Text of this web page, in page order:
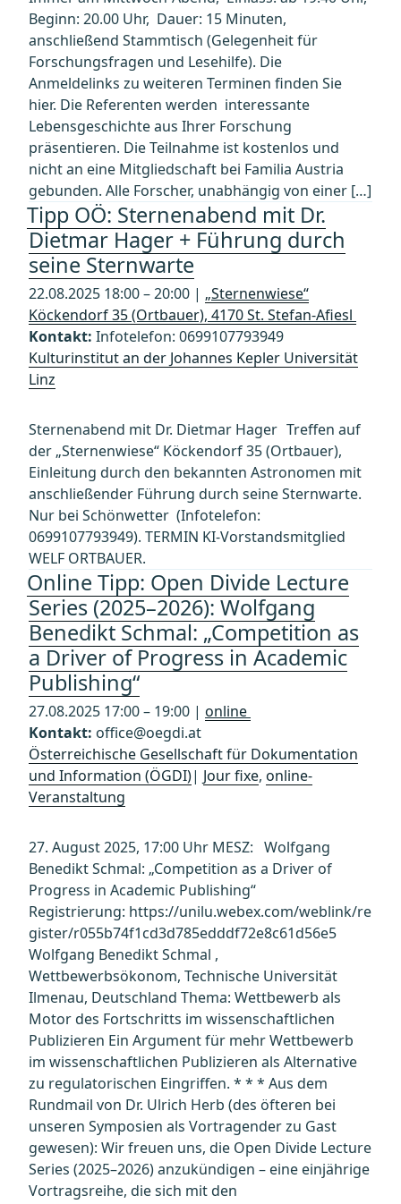
Beginn: 20.00 Uhr, Dauer: 15 Minuten,
anschließend Stammtisch (Gelegenheit für
Forschungsfragen und Lesehilfe). Die
Anmeldelinks zu weiteren Terminen finden Sie
hier. Die Referenten werden interessante
Lebensgeschichte aus Ihrer Forschung
präsentieren. Die Teilnahme ist kostenlos und
nicht an eine Mitgliedschaft bei Familia Austria
gebunden. Alle Forscher, unabhängig von einer […]
Tipp OÖ: Sternenabend mit Dr.
Dietmar Hager + Führung durch
seine Sternwarte
22.08.2025 18:00 – 20:00 | „Sternenwiese“
Köckendorf 35 (Ortbauer), 4170 St. Stefan-Afiesl
Kontakt: Infotelefon: 0699107793949
Kulturinstitut an der Johannes Kepler Universität
Linz
Sternenabend mit Dr. Dietmar Hager Treffen auf
der „Sternenwiese“ Köckendorf 35 (Ortbauer),
Einleitung durch den bekannten Astronomen mit
anschließender Führung durch seine Sternwarte.
Nur bei Schönwetter (Infotelefon:
0699107793949). TERMIN KI-Vorstandsmitglied
WELF ORTBAUER.
Online Tipp: Open Divide Lecture
Series (2025–2026): Wolfgang
Benedikt Schmal: „Competition as
a Driver of Progress in Academic
Publishing“
27.08.2025 17:00 – 19:00 | online
Kontakt: office@oegdi.at
Österreichische Gesellschaft für Dokumentation
und Information (ÖGDI)| Jour fixe, online-
Veranstaltung
27. August 2025, 17:00 Uhr MESZ: Wolfgang
Benedikt Schmal: „Competition as a Driver of
Progress in Academic Publishing“
Registrierung: https://unilu.webex.com/weblink/re
gister/r055b74f1cd3d785edddf72e8c61d56e5
Wolfgang Benedikt Schmal ,
Wettbewerbsökonom, Technische Universität
Ilmenau, Deutschland Thema: Wettbewerb als
Motor des Fortschritts im wissenschaftlichen
Publizieren Ein Argument für mehr Wettbewerb
im wissenschaftlichen Publizieren als Alternative
zu regulatorischen Eingriffen. * * * Aus dem
Rundmail von Dr. Ulrich Herb (des öfteren bei
unseren Symposien als Vortragender zu Gast
gewesen): Wir freuen uns, die Open Divide Lecture
Series (2025–2026) anzukündigen – eine einjährige
Vortragsreihe, die sich mit den